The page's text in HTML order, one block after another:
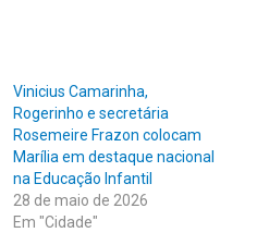
Vinicius Camarinha,
Rogerinho e secretária
Rosemeire Frazon colocam
Marília em destaque nacional
na Educação Infantil
28 de maio de 2026
Em "Cidade"